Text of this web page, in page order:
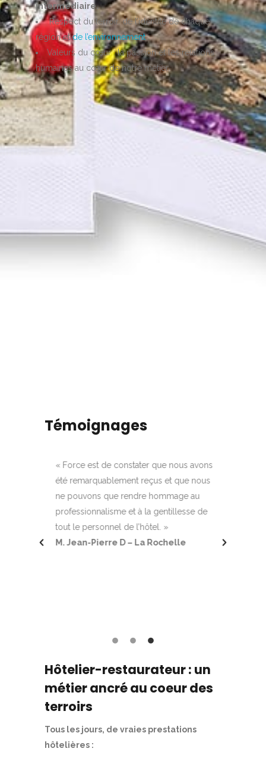
intermédiaire.
Respect du terroir, de l’identité de chaque
région etde l’environnement
Valeurs du cœur : la passion et les relations
humaines au cœur de notre métier.
Témoignages
« Force est de constater que nous avons
été remarquablement reçus et que nous
ne pouvons que rendre hommage au
professionnalisme et à la gentillesse de
tout le personnel de l’hôtel. »
M. Jean-Pierre D – La Rochelle
Hôtelier-restaurateur : un
métier ancré au coeur des
terroirs
Tous les jours, de vraies prestations
hôtelières :